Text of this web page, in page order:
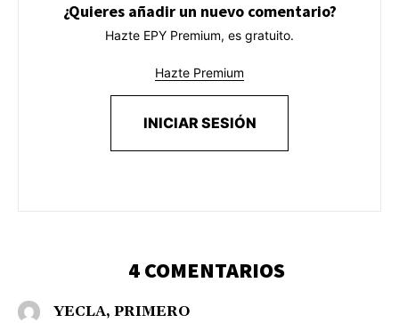
¿Quieres añadir un nuevo comentario?
Hazte EPY Premium, es gratuito.
Hazte Premium
INICIAR SESIÓN
4 COMENTARIOS
YECLA, PRIMERO